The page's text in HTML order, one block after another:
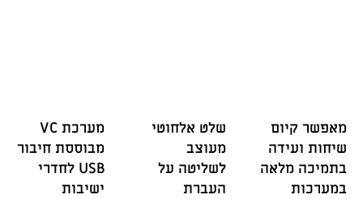
מאפשר קיום
שיחות ועידה
בתמיכה מלאה
במערכות
שלט אלחוטי
מעוצב
לשליטה על
העברת
מערכת VC
מבוססת חיבור
USB לחדרי
ישיבות